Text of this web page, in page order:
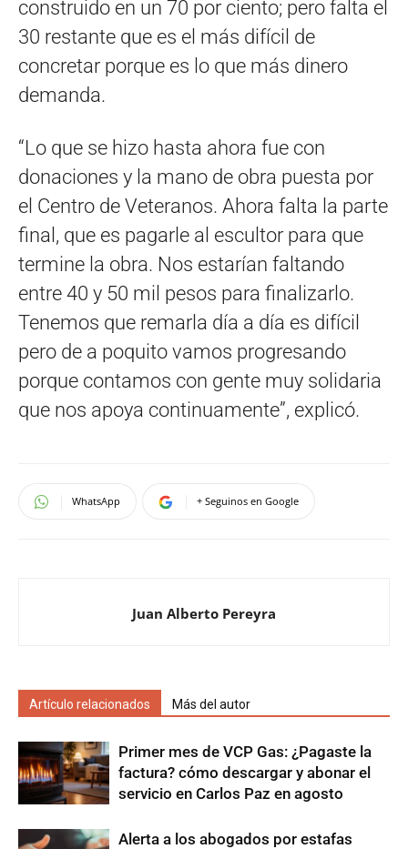
construido en un 70 por ciento; pero falta el
30 restante que es el más difícil de
concretar porque es lo que más dinero
demanda.
“Lo que se hizo hasta ahora fue con
donaciones y la mano de obra puesta por
el Centro de Veteranos. Ahora falta la parte
final, que es pagarle al escultor para que
termine la obra. Nos estarían faltando
entre 40 y 50 mil pesos para finalizarlo.
Tenemos que remarla día a día es difícil
pero de a poquito vamos progresando
porque contamos con gente muy solidaria
que nos apoya continuamente”, explicó.
WhatsApp + Seguinos en Google
Juan Alberto Pereyra
Artículo relacionados Más del autor
Primer mes de VCP Gas: ¿Pagaste la
factura? cómo descargar y abonar el
servicio en Carlos Paz en agosto
Alerta a los abogados por estafas